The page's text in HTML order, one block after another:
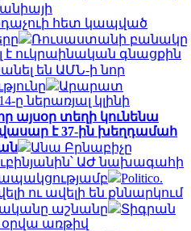
հետ կապված
Ռուսաստանի բանակը
է ուկրաինական գնացքին
են ԱՄՆ-ի նոր
Արարատ
ը ներառյալ կլինի
որ այսօր տեղի կունենա
է 37-ին խեղդամահ
Անա Բրնաբիչը
ԱԺ նախագահի
Politico.
ու ավելի են քննարկում
աշնանը
Տիգրան
օրվա առթիվ